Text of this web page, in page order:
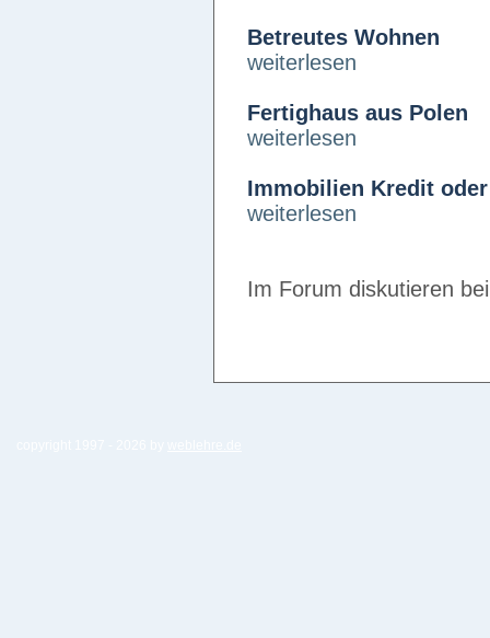
Betreutes Wohnen
weiterlesen
Fertighaus aus Polen
weiterlesen
Immobilien Kredit
weiterlesen
Im Forum diskutieren